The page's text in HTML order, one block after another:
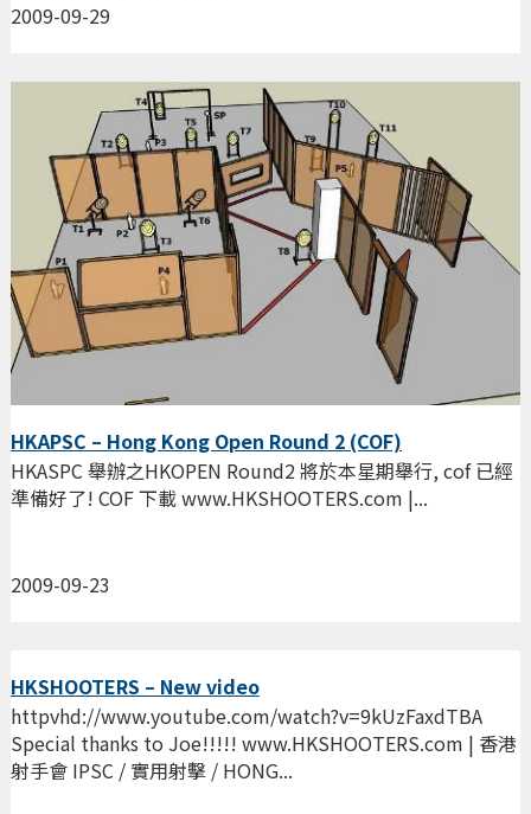
2009-09-29
HKAPSC – Hong Kong Open Round 2 (COF)
2009-09-23
HKASPC 舉辦之HKOPEN Round2 將於本星期舉行, cof 已經
準備好了! COF 下載 www.HKSHOOTERS.com |...
HKSHOOTERS – New video
httpvhd://www.youtube.com/watch?v=9kUzFaxdTBA
Special thanks to Joe!!!!! www.HKSHOOTERS.com | 香港
射手會 IPSC / 實用射擊 / HONG...